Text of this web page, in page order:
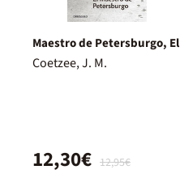
Maestro de Petersburgo, El
Coetzee, J. M.
12,95€
12,30€